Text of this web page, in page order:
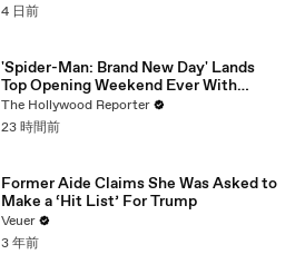
4 日前
'Spider-Man: Brand New Day' Lands
Top Opening Weekend Ever With
$360M, Beating 'Avengers: Endgame' |
THR News Video
The Hollywood Reporter
23 時間前
Former Aide Claims She Was Asked to
Make a ‘Hit List’ For Trump
Veuer
3 年前